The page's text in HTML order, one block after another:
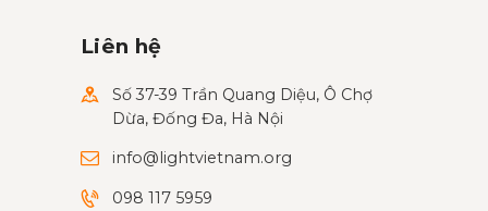
Liên hệ
Số 37-39 Trần Quang Diệu, Ô Chợ
Dừa, Đống Đa, Hà Nội
info@lightvietnam.org
098 117 5959